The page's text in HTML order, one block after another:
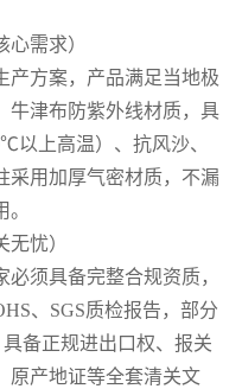
需求）
产方案，产品满足当地极
牛津布防紫外线材质，具
以上高温）、抗风沙、
采用加厚气密材质，不漏
忧）
须具备完整合规资质，
、SGS质检报告，部分
备正规进出口权、报关
原产地证等全套清关文